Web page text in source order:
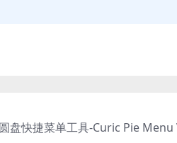
盘快捷菜单工具-Curic Pie Menu